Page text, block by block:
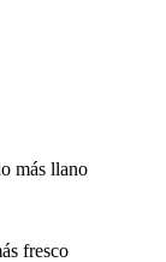
más llano
fresco